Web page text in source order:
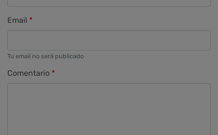
Email
Tu email no será publicado
Comentario